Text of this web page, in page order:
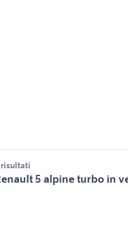
5 alpine turbo in